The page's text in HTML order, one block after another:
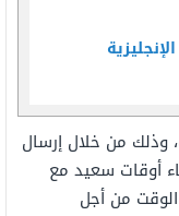
وذلك من خلال إرسال
أوقات سعيد مع
الوقت من أجل